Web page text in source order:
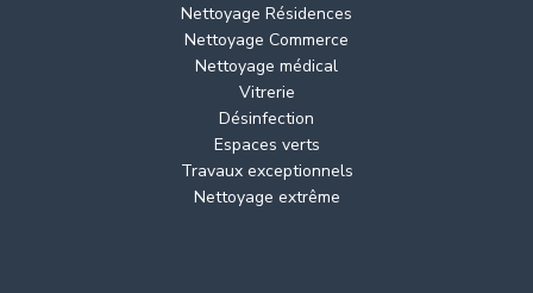
Nettoyage Résidences
Nettoyage Commerce
Nettoyage médical
Vitrerie
Désinfection
Espaces verts
Travaux exceptionnels
Nettoyage extrême